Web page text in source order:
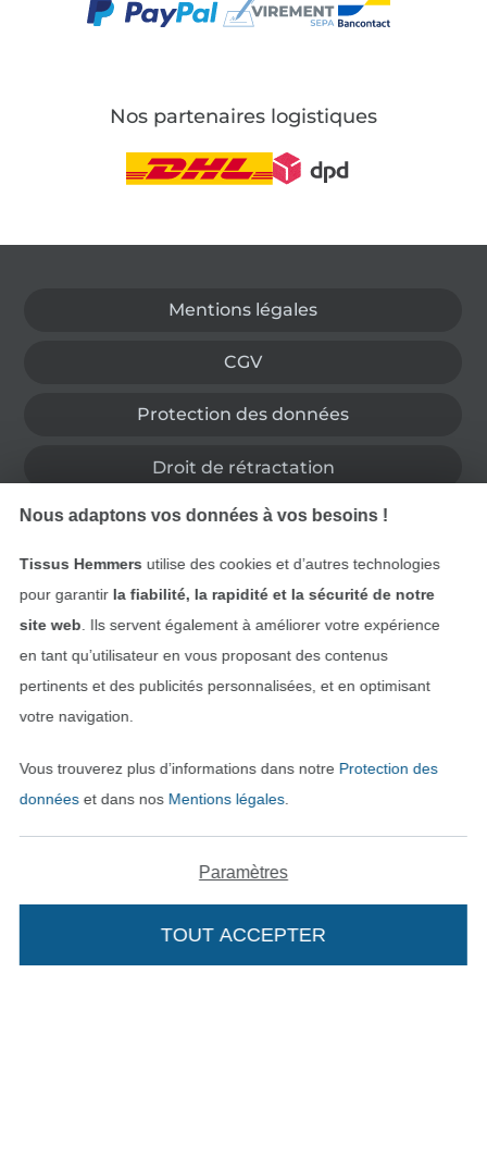
Nos partenaires logistiques
Mentions légales
CGV
Protection des données
Droit de rétractation
Contact
Trouvez plus d’idées
Nederlands
Passer à la boutique
Français
Passer à la
Nous adaptons vos données à vos besoins !
Tissus Hemmers utilise des cookies et d’autres technologies
pour garantir la fiabilité, la rapidité et la sécurité de notre
site web . Ils servent également à améliorer votre expérience
en tant qu’utilisateur en vous proposant des contenus
pertinents et des publicités personnalisées, et en optimisant
votre navigation.
Vous trouverez plus d’informations dans notre Protection des
donnéeset dans nos Mentions légales.
Paramètres
TOUT ACCEPTER